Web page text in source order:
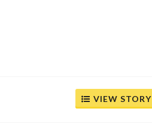
VIEW STORY